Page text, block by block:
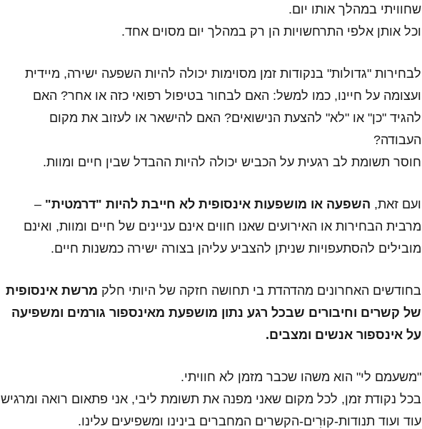
שחוויתי במהלך אותו יום.
וכל אותן אלפי התרחשויות הן רק במהלך יום מסוים אחד.
לבחירות "גדולות" בנקודות זמן מסוימות יכולה להיות השפעה ישירה, מיידית
ועצומה על חיינו, כמו למשל: האם לבחור בטיפול רפואי כזה או אחר? האם
להגיד "כן" או "לא" להצעת הנישואים? האם להישאר או לעזוב את מקום
העבודה?
חוסר תשומת לב רגעית על הכביש יכולה להיות ההבדל שבין חיים ומוות.
ועם זאת, השפעה או מושפעות אינסופית לא חייבת להיות "דרמטית" –
מרבית הבחירות או האירועים שאנו חווים אינם עניינים של חיים ומוות, ואינם
מובילים להסתעפויות שניתן להצביע עליהן בצורה ישירה כמשנות חיים.
בחודשים האחרונים מהדהדת בי תחושה חזקה של היותי חלק מרשת אינסופית
של קשרים וחיבורים שבכל רגע נתון מושפעת מאינספור גורמים ומשפיעה
על אינספור אנשים ומצבים.
"משעמם לי" הוא משהו שכבר מזמן לא חוויתי.
בכל נקודת זמן, לכל מקום שאני מפנה את תשומת ליבי, אני פתאום רואה ומרגיש
עוד ועוד תנודות-קוּרִים-הקשרים המחברים בינינו ומשפיעים עלינו.